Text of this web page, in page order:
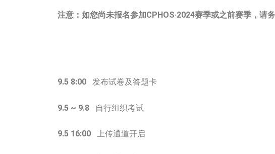
注意：如您尚未报名参加CPHOS·2024赛季或之前赛季，请
9.5 8:00 发布试卷及答题卡
9.5 ~ 9.8 自行组织考试
9.5 16:00 上传通道开启